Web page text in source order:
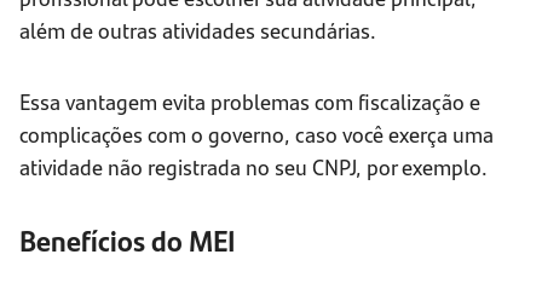
além de outras atividades secundárias.
Essa vantagem evita problemas com fiscalização e
complicações com o governo, caso você exerça uma
atividade não registrada no seu CNPJ, por exemplo.
Benefícios do MEI